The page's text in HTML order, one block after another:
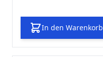
In den Warenkorb